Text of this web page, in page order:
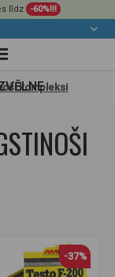
līdz -60%!!!
kompleksi
-37%